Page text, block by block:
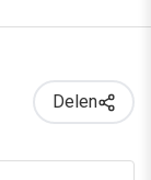
Delen